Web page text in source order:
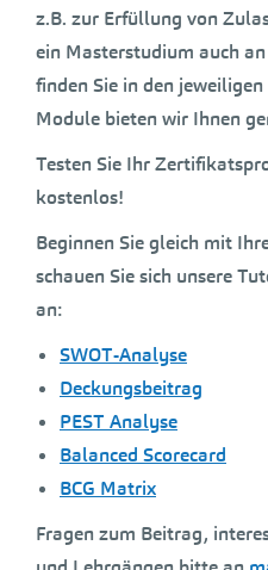
z.B. zur Erfüllung von
ein Masterstudium auch
finden Sie in den
Module bieten wir Ihnen
Testen Sie Ihr
kostenlos!
Beginnen Sie gleich mit
schauen Sie sich unsere
an:
SWOT-Analyse
Deckungsbeitrag
PEST Analyse
Balanced Scorecard
BCG Matrix
Fragen zum Beitrag,